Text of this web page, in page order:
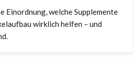
Einordnung, welche Supplemente
wirklich helfen – und